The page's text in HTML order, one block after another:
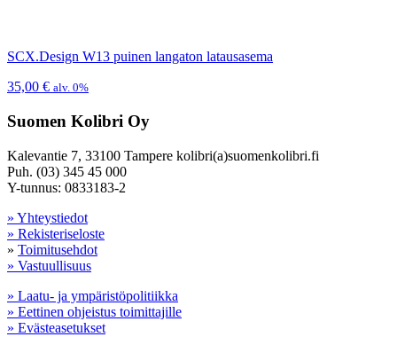
SCX.Design W13 puinen langaton latausasema
35,00 € alv. 0%
Suomen Kolibri Oy
Kalevantie 7, 33100 Tampere kolibri(a)suomenkolibri.fi
Puh. (03) 345 45 000
Y-tunnus: 0833183-2
» Yhteystiedot
» Rekisteriseloste
» Toimitusehdot
» Vastuullisuus
» Laatu- ja ympäristöpolitiikka
» Eettinen ohjeistus toimittajille
» Evästeasetukset